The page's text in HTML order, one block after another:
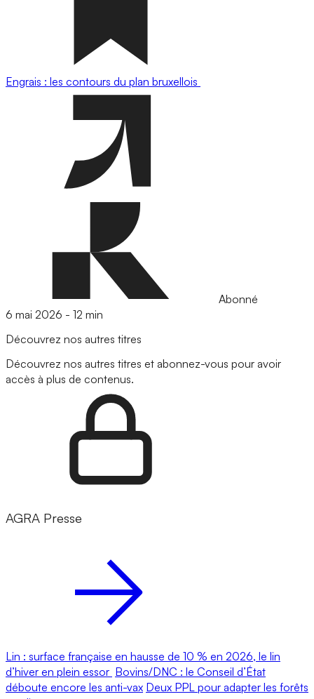
Engrais : les contours du plan bruxellois
Abonné
6 mai 2026 - 12 min
Découvrez nos autres titres
Découvrez nos autres titres et abonnez-vous pour avoir
accès à plus de contenus.
AGRA Presse
Lin : surface française en hausse de 10 % en 2026, le lin
d’hiver en plein essor Bovins/DNC : le Conseil d’État
déboute encore les anti-vax Deux PPL pour adapter les forêts